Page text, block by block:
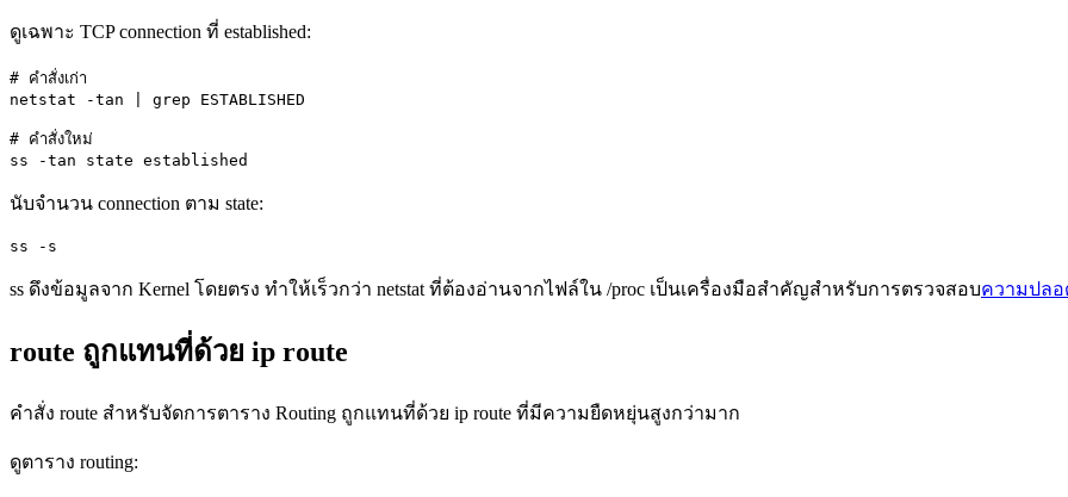
ดูเฉพาะ TCP connection ที่ established:
# คำสั่งเก่า
netstat -tan | grep ESTABLISHED
# คำสั่งใหม่
ss -tan state established
นับจำนวน connection ตาม state:
ss -s
ss ดึงข้อมูลจาก Kernel โดยตรง ทำให้เร็วกว่า netstat ที่ต้องอ่านจากไฟล์ใน /proc เป็นเครื่องมือสำคัญสำหรับการตรวจสอบความปลอ
route ถูกแทนที่ด้วย ip route
คำสั่ง route สำหรับจัดการตาราง Routing ถูกแทนที่ด้วย ip route ที่มีความยืดหยุ่นสูงกว่ามาก
ดูตาราง routing: